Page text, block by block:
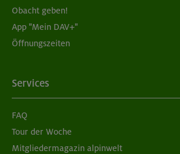
Aufbaukurs Klettern indoor (2 Termine)
München
05./06.09.26
Obacht geben!
App "Mein DAV+"
Öffnungszeiten
Services
FAQ
Tour der Woche
Mitgliedermagazin alpinwelt